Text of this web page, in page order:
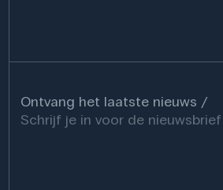
Ontvang het laatste nieuws
Schrijf je in voor de nieuwsbrief